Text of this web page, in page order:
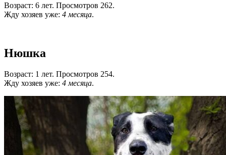
Возраст: 6 лет. Просмотров 262.
Жду хозяев уже: 4 месяца.
Нюшка
Возраст: 1 лет. Просмотров 254.
Жду хозяев уже: 4 месяца.